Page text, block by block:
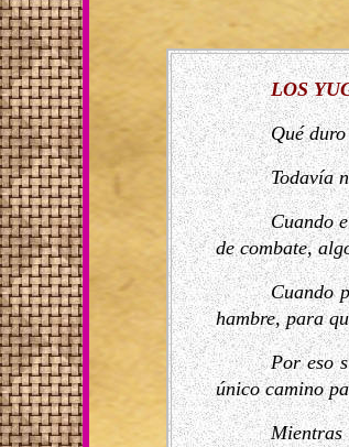
LOS
Qué
Todavía
Cuando
de combate,
Cuando
hambre, para
Por eso
único camino
Mientras